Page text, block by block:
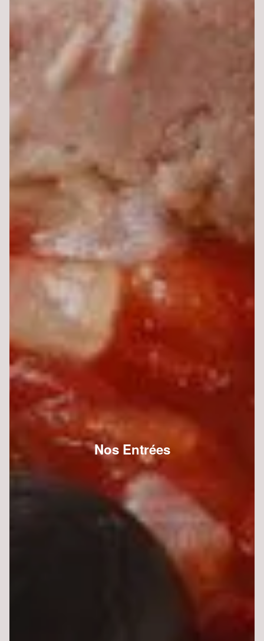
Nos Entrées